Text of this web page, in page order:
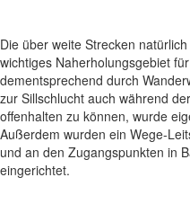
Die über weite Strecken
wichtiges Naherholungsgebiet
dementsprechend durch
zur Sillschlucht auch während
offenhalten zu können, wurde
Außerdem wurden ein Wege-
und an den Zugangspunkten in
eingerichtet.